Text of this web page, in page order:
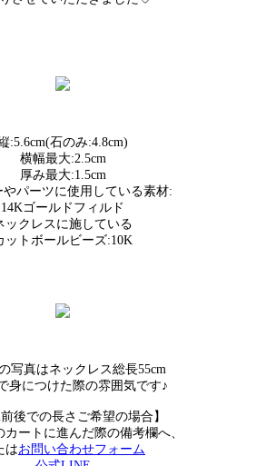
:5.6cm(石のみ:4.8cm)
横幅最大:2.5cm
厚み最大:1.5cm
やパーツに使用している素材:
14Kゴールドフィルド
ックレスに施している
ットボールビーズ:10K
写真はネックレス総長55cm
身につけた際の雰囲気です♪
前後での長さご希望の場合】
カートに進んだ際の備考欄へ、
はお問い合わせフォーム